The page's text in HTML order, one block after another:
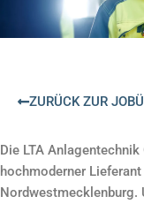
ZURÜCK ZUR
Die LTA
hochmoderner
Nordwestmecklenburg.